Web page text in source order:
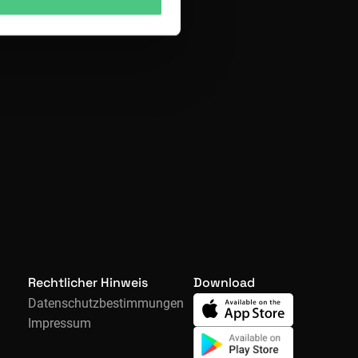
Rechtlicher Hinweis
Datenschutzbestimmungen
Impressum
Download